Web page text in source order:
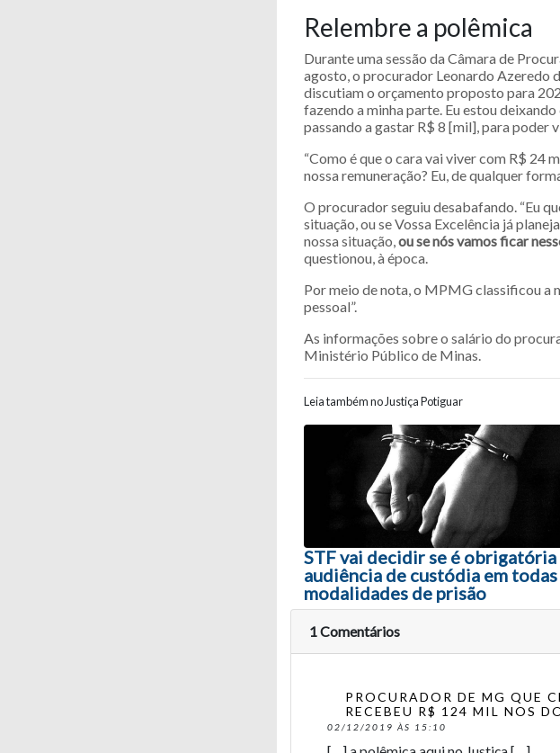
Relembre a polêmica
Durante uma sessão da Câmara de
agosto, o procurador Leonardo Azeredo
discutiam o orçamento proposto para
fazendo a minha parte. Eu estou
passando a gastar R$ 8 [mil], para poder
“Como é que o cara vai viver com R$ 24
nossa remuneração? Eu, de qualquer
O procurador seguiu desabafando. “Eu
situação, ou se Vossa Excelência já
nossa situação,ou se nós vamos ficar
questionou, à época.
Por meio de nota, o MPMG classificou a
pessoal”.
As informações sobre o salário do
Ministério Público de Minas.
Leia também no Justiça Potiguar
Navegação entre
STF vai decidir se é obrigatória
audiência de custódia em todas
modalidades de prisão
1 Comentários
PROCURADOR DE MG QUE
RECEBEU R$ 124 MIL NOS
02/12/2019 ÀS 15:10